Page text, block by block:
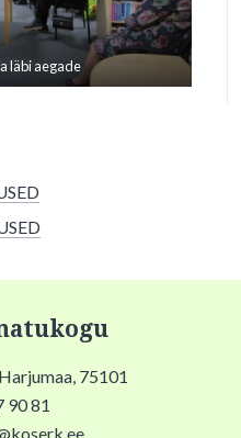
läbi aegade
75101
90 81